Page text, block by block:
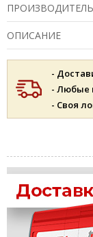
ПРОИЗВОДИТЕЛЬ
ОПИСАНИЕ
-
- Любые
- Своя